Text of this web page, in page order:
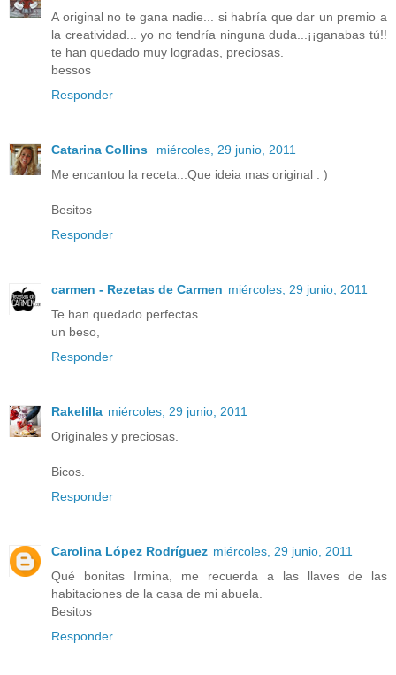
A original no te gana nadie... si habría que dar un premio a
la creatividad... yo no tendría ninguna duda...¡¡ganabas tú!!
te han quedado muy logradas, preciosas.
bessos
Responder
Catarina Collins
miércoles, 29 junio, 2011
Me encantou la receta...Que ideia mas original : )
Besitos
Responder
carmen - Rezetas de Carmen miércoles, 29 junio, 2011
Te han quedado perfectas.
un beso,
Responder
Rakelilla miércoles, 29 junio, 2011
Originales y preciosas.
Bicos.
Responder
Carolina López Rodríguez miércoles, 29 junio, 2011
Qué bonitas Irmina, me recuerda a las llaves de las
habitaciones de la casa de mi abuela.
Besitos
Responder